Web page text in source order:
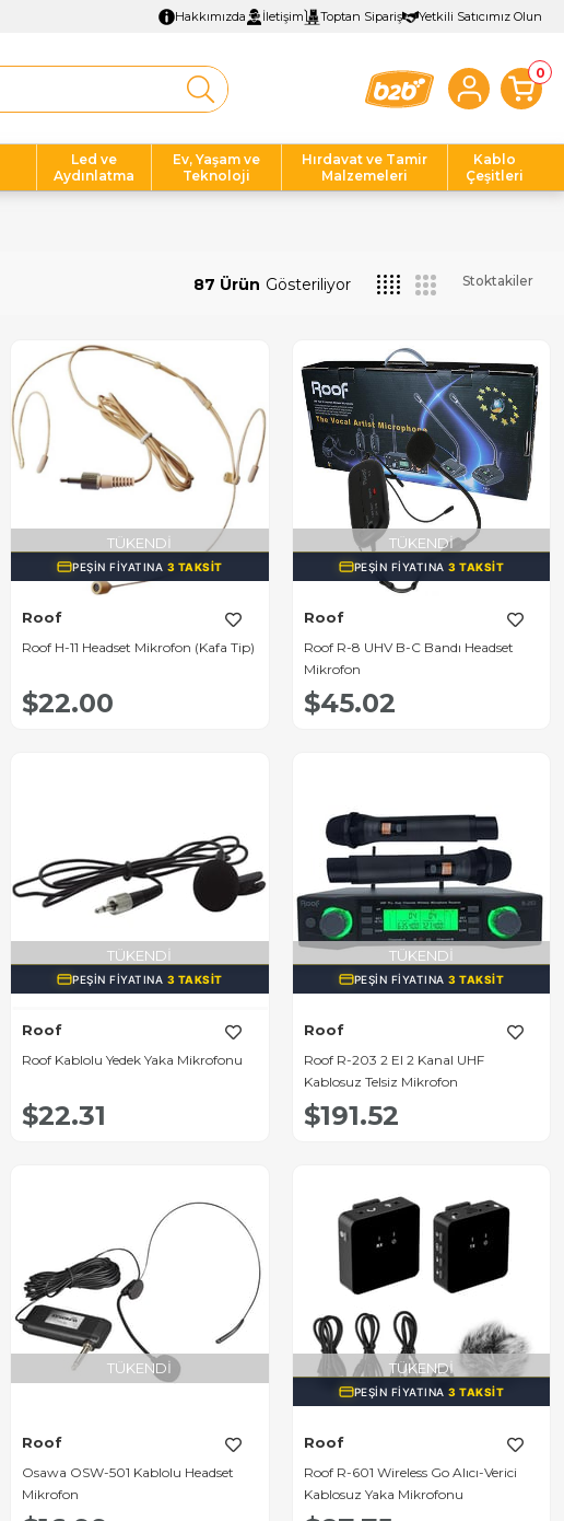
Hakkımızda İletişim Toptan Sipariş Yetkili Satıcımız Olun
0
Led ve
Aydınlatma
Ev, Yaşam ve
Teknoloji
Hırdavat ve Tamir
Malzemeleri
Kablo
Çeşitleri
Stoktakiler
87 Ürün
TÜKENDI
PEŞIN FIYATINA 3 TAKSIT
Roof
Roof H-11 Headset Mikrofon (Kafa Tip)
$22.00
TÜKENDI
PEŞIN FIYATINA 3 TAKSIT
Roof
Roof R-8 UHV B-C Bandı Headset
Mikrofon
$45.02
TÜKENDI
PEŞIN FIYATINA 3 TAKSIT
Roof
Roof Kablolu Yedek Yaka Mikrofonu
$22.31
TÜKENDI
PEŞIN FIYATINA 3 TAKSIT
Roof
Roof R-203 2 El 2 Kanal UHF
Kablosuz Telsiz Mikrofon
$191.52
TÜKENDI
Roof
Osawa OSW-501 Kablolu Headset
Mikrofon
TÜKENDI
PEŞIN FIYATINA 3 TAKSIT
Roof
Roof R-601 Wireless Go Alıcı-Verici
Kablosuz Yaka Mikrofonu